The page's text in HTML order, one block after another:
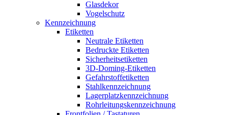
Glasdekor
Vogelschutz
Kennzeichnung
Etiketten
Neutrale Etiketten
Bedruckte Etiketten
Sicherheitsetiketten
3D-Doming-Etiketten
Gefahrstoffetiketten
Stahlkennzeichnung
Lagerplatzkennzeichnung
Rohrleitungskennzeichnung